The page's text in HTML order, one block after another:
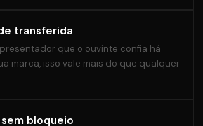
transferida
que o ouvinte confia há
marca, isso vale mais do que qualquer
bloqueio